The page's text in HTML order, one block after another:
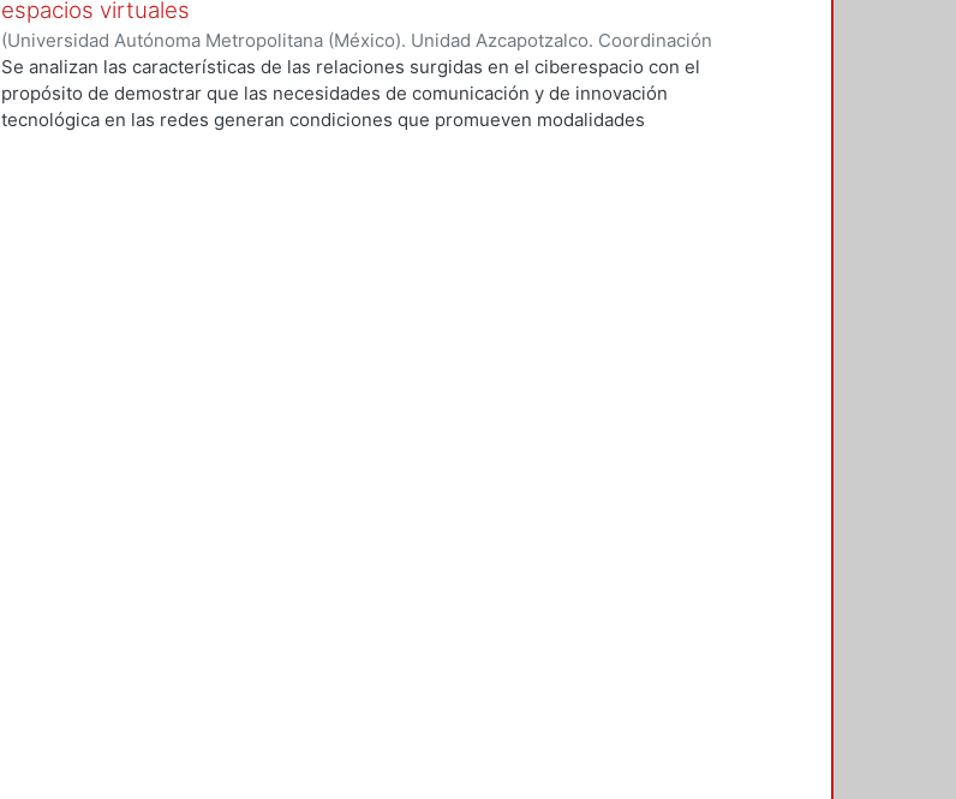
espacios virtuales
(Universidad Autónoma Metropolitana (México). Unidad Azcapotzalco. Coordinación
de Servicios de Información.,2008-10)RODRIGUEZ ROBLES, RAUL
Se analizan las características de las relaciones surgidas en el ciberespacio con el
propósito de demostrar que las necesidades de comunicación y de innovación
tecnológica en las redes generan condiciones que promueven modalidades